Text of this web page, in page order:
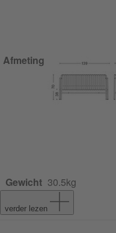
Afmeting
Gewicht 30.5kg
verder lezen